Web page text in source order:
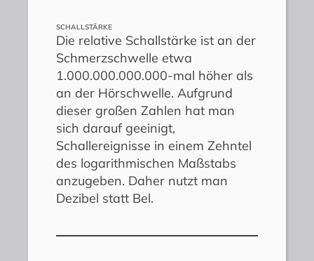
SCHALLSTÄRKE
Die relative Schallstärke ist an der
Schmerzschwelle etwa
1.000.000.000.000-mal höher als
an der Hörschwelle. Aufgrund
dieser großen Zahlen hat man
sich darauf geeinigt,
Schallereignisse in einem Zehntel
des logarithmischen Maßstabs
anzugeben. Daher nutzt man
Dezibel statt Bel.